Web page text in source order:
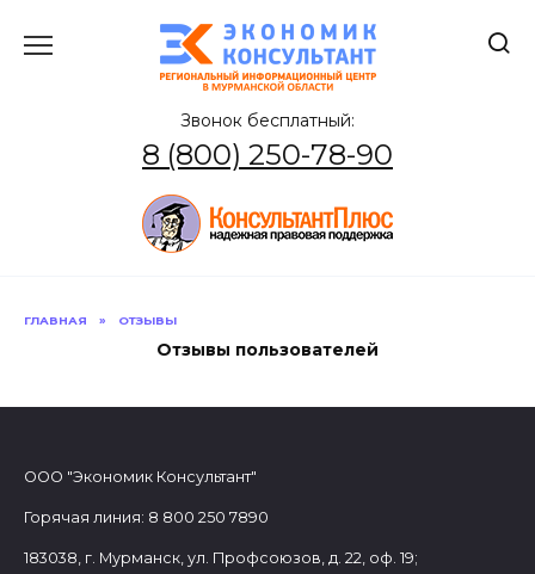
содержанию
Звонок бесплатный:
8 (800) 250-78-90
ГЛАВНАЯ » ОТЗЫВЫ
Отзывы пользователей
ООО "Экономик Консультант"
Горячая линия: 8 800 250 7890
183038, г. Мурманск, ул. Профсоюзов, д. 22, оф. 19;